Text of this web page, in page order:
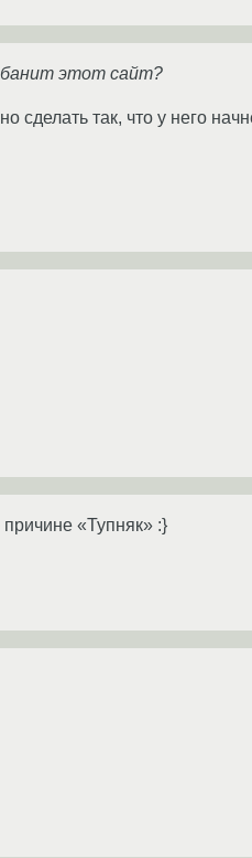
этот сайт?
так, что у него
«Тупняк» :}